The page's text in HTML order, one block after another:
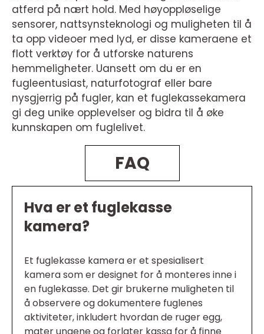
atferd på nært hold. Med høyoppløselige
sensorer, nattsynsteknologi og muligheten til å
ta opp videoer med lyd, er disse kameraene et
flott verktøy for å utforske naturens
hemmeligheter. Uansett om du er en
fugleentusiast, naturfotograf eller bare
nysgjerrig på fugler, kan et fuglekassekamera
gi deg unike opplevelser og bidra til å øke
kunnskapen om fuglelivet.
FAQ
Hva er et fuglekasse
kamera?
Et fuglekasse kamera er et spesialisert
kamera som er designet for å monteres inne i
en fuglekasse. Det gir brukerne muligheten til
å observere og dokumentere fuglenes
aktiviteter, inkludert hvordan de ruger egg,